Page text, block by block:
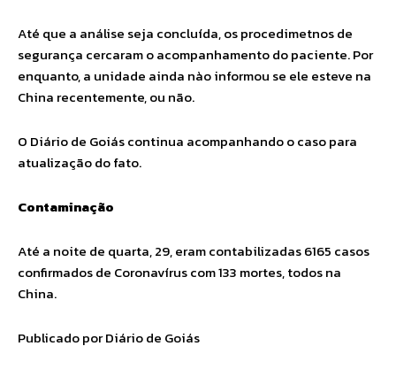
Até que a análise seja concluída, os procedimetnos de
segurança cercaram o acompanhamento do paciente. Por
enquanto, a unidade ainda nào informou se ele esteve na
China recentemente, ou não.
O Diário de Goiás continua acompanhando o caso para
atualização do fato.
Contaminação
Até a noite de quarta, 29, eram contabilizadas 6165 casos
confirmados de Coronavírus com 133 mortes, todos na
China.
Publicado por Diário de Goiás